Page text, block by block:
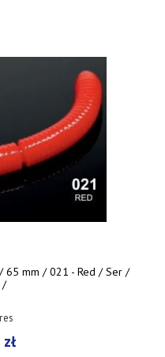
65 mm / 021 - Red / Ser /
/